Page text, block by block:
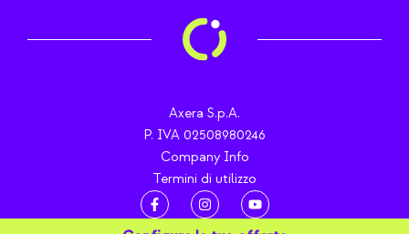
Axera S.p.A.
P. IVA 02508980246
Company Info
Termini di utilizzo